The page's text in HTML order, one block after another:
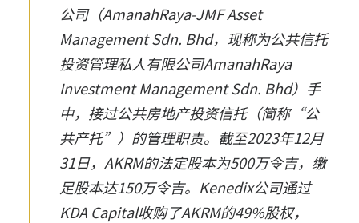
公司（AmanahRaya-JMF Asset
Management Sdn. Bhd，现称为公共信托
投资管理私人有限公司AmanahRaya
Investment Management Sdn. Bhd）手
中，接过公共房地产投资信托（简称“公
共产托”）的管理职责。 截至2023年12月
31日，AKRM的法定股本为500万令吉，缴
足股本达150万令吉。Kenedix公司通过
KDA Capital收购了AKRM的49%股权，